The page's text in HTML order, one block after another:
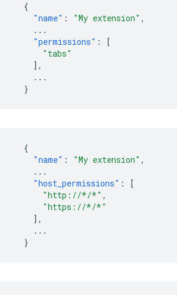
{
"name" : "My extension" ,
...
"permissions" :
[
"tabs"
],
...
}
{
"name" : "My extension" ,
...
"host_permissions" :
[
"http://*/*" ,
"https://*/*"
],
...
}